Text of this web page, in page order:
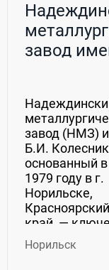
завод
завод (НМЗ)
Б.И.
основанный в
1979 году в г.
Норильске,
Красноярский
край, —
актив ПАО
Норильский
Норильск